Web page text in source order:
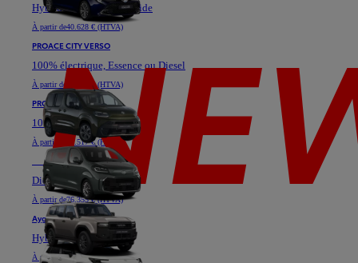
Hybride ou Plug-in Hybride
À partir de40.628 € (HTVA)
PROACE CITY VERSO
100% électrique, Essence ou Diesel
À partir de 23.333 € (HTVA)
PROACE VERSO
100% électrique ou Diesel
À partir de 40.517 € (HTVA)
NouveauLand Cruiser
Diesel
À partir de76.355 € (HTVA)
Aygo X
Hybride
À partir de18.769 € (HTVA)